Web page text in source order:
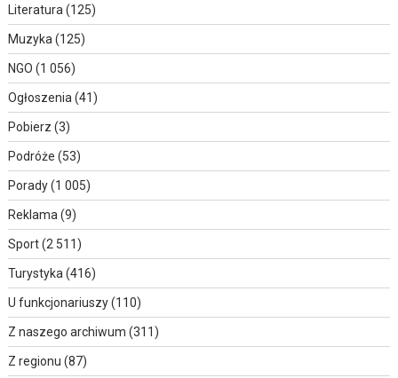
Literatura (125)
Muzyka (125)
NGO (1 056)
Ogłoszenia (41)
Pobierz (3)
Podróże (53)
Porady(1 005)
Reklama (9)
Sport(2 511)
Turystyka (416)
U funkcjonariuszy(110)
Z naszego archiwum (311)
Z regionu (87)